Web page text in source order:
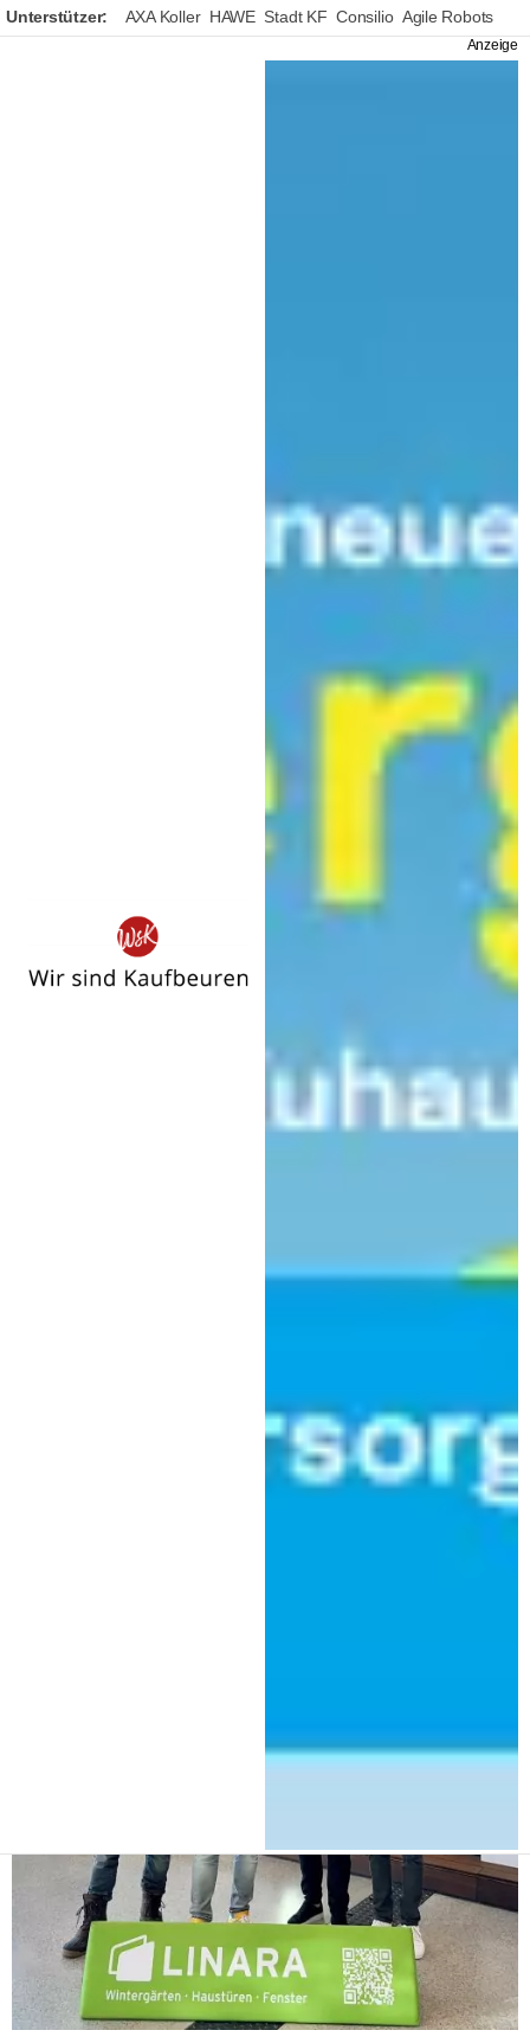
Unterstützer: AXA Koller HAWE Stadt KF Consilio Agile Robots
Gemeinsam für Kaufbeuren –
Linara bleibt starker Motor der